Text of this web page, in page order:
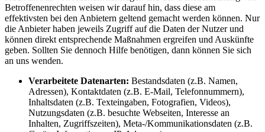
Betroffenenrechten weisen wir darauf hin, dass diese am
effektivsten bei den Anbietern geltend gemacht werden können. Nur
die Anbieter haben jeweils Zugriff auf die Daten der Nutzer und
können direkt entsprechende Maßnahmen ergreifen und Auskünfte
geben. Sollten Sie dennoch Hilfe benötigen, dann können Sie sich
an uns wenden.
Verarbeitete Datenarten: Bestandsdaten (z.B. Namen,
Adressen), Kontaktdaten (z.B. E-Mail, Telefonnummern),
Inhaltsdaten (z.B. Texteingaben, Fotografien, Videos),
Nutzungsdaten (z.B. besuchte Webseiten, Interesse an
Inhalten, Zugriffszeiten), Meta-/Kommunikationsdaten (z.B.